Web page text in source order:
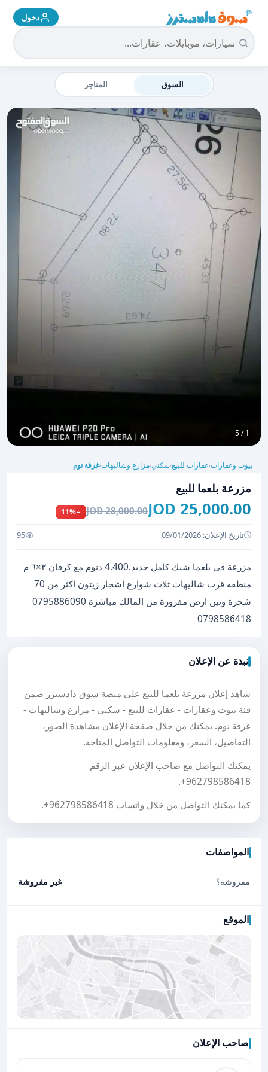
سوق دادسترز الرئيسية دخول
السوق المتاجر
1 / 5
بيوت وعقارات›عقارات للبيع›سكني›مزارع وشاليهات›غرفة نوم
مزرعة بلعما للبيع
25,000.00 JOD
28,000.00 JOD
−11%
تاريخ الإعلان: 09/01/2026 95
مزرعة في بلعما شيك كامل جديد.4.400 دنوم مع كرفان ٣×٦ م
منطقة قرب شاليهات ثلاث شوارع اشجار زيتون اكثر من 70
شجرة وتين ارض مفروزة من المالك مباشرة 0795886090
0798586418
نبذة عن الإعلان
شاهد إعلان مزرعة بلعما للبيع على منصة سوق دادسترز ضمن
فئة بيوت وعقارات - عقارات للبيع - سكني - مزارع وشاليهات -
غرفة نوم. يمكنك من خلال صفحة الإعلان مشاهدة الصور،
التفاصيل، السعر، ومعلومات التواصل المتاحة.
يمكنك التواصل مع صاحب الإعلان عبر الرقم
+962798586418
.
كما يمكنك التواصل من خلال واتساب +962798586418
.
المواصفات
مفروشة؟ غير مفروشة
الموقع
صاحب الإعلان